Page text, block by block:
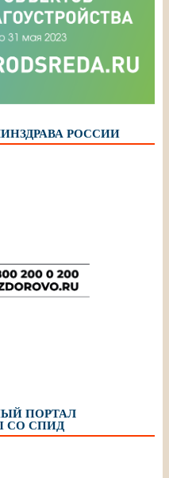
РОССИИ
ПОРТАЛ
СО СПИД